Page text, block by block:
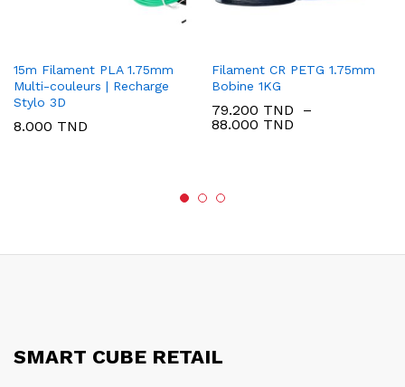
15m Filament PLA 1.75mm
Multi-couleurs | Recharge
Stylo 3D
8.000 TND
Filament CR PETG 1.75mm
Bobine 1KG
79.200 TND
–
88.000 TND
SMART CUBE RETAIL